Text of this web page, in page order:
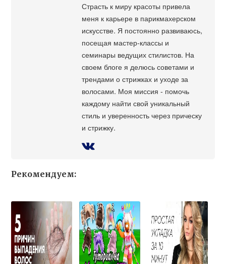
Страсть к миру красоты привела
меня к карьере в парикмахерском
искусстве. Я постоянно развиваюсь,
посещая мастер-классы и
семинары ведущих стилистов. На
своем блоге я делюсь советами и
трендами о стрижках и уходе за
волосами. Моя миссия - помочь
каждому найти свой уникальный
стиль и уверенность через прическу
и стрижку.
Рекомендуем: